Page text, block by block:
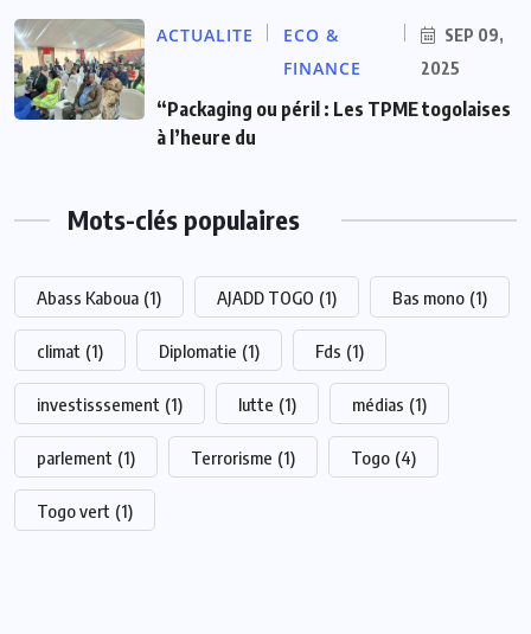
ACTUALITE
ECO &
FINANCE
SEP 09,
2025
“Packaging ou péril : Les TPME togolaises
à l’heure du
Mots-clés populaires
Abass Kaboua (1) AJADD TOGO (1) Bas mono (1)
climat (1) Diplomatie (1) Fds (1)
investisssement (1) lutte (1) médias (1)
parlement (1) Terrorisme (1) Togo (4)
Togo vert (1)